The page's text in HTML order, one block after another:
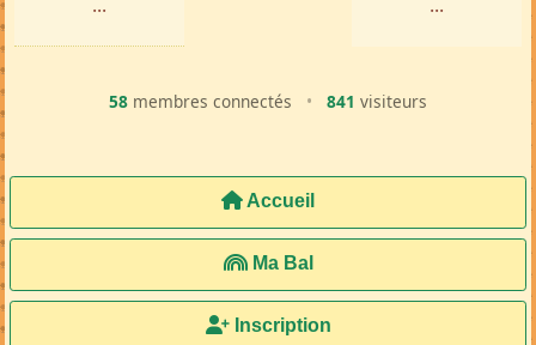
... ...
58 membres connectés • 841 visiteurs
Accueil
Ma Bal
Inscription